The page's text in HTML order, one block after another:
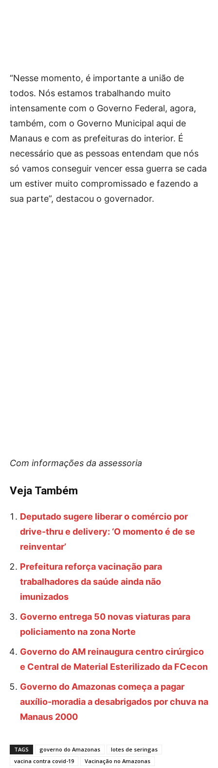
“Nesse momento, é importante a união de
todos. Nós estamos trabalhando muito
intensamente com o Governo Federal, agora,
também, com o Governo Municipal aqui de
Manaus e com as prefeituras do interior. É
necessário que as pessoas entendam que nós
só vamos conseguir vencer essa guerra se cada
um estiver muito compromissado e fazendo a
sua parte”, destacou o governador.
Com informações da assessoria
Veja Também
Deputado sugere liberar o comércio por
drive-thru e delivery: ‘O momento é de se
reinventar’
Prefeitura reforça vacinação para
trabalhadores da saúde ainda não
imunizados
Governo entrega 50 novas viaturas para
policiamento na zona Norte
Governo do AM reinaugura centro cirúrgico
e Central de Material Esterilizado da FCecon
Governo do Amazonas começa a pagar
auxílio-moradia a desabrigados por chuva na
Manaus 2000
TAGS governo do Amazonas
lotes de seringas
vacina contra covid-19
Vacinação no Amazonas